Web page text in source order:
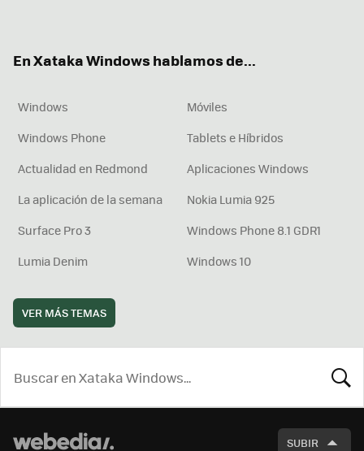
En Xataka Windows hablamos de...
Windows
Móviles
Windows Phone
Tablets e Híbridos
Actualidad en Redmond
Aplicaciones Windows
La aplicación de la semana
Nokia Lumia 925
Surface Pro 3
Windows Phone 8.1 GDR1
Lumia Denim
Windows 10
VER MÁS TEMAS
SUBIR